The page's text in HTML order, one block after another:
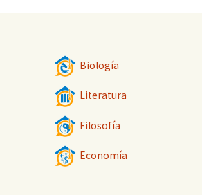
Biología
Literatura
Filosofía
Economía